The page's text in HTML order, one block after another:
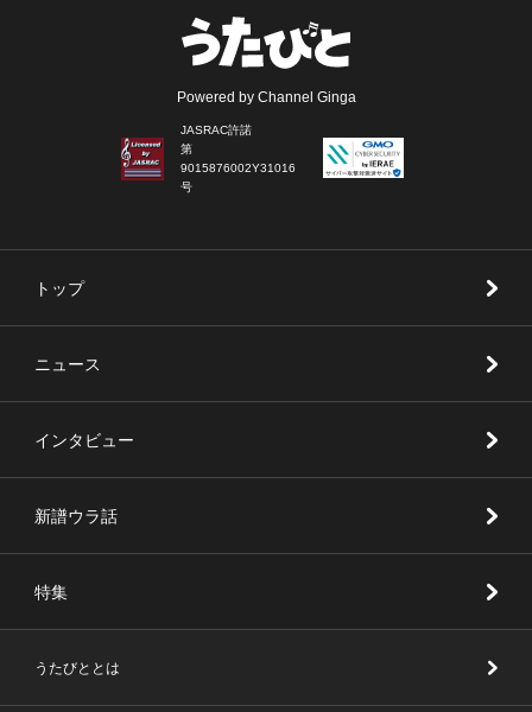
Powered by Channel Ginga
JASRAC許諾
第
9015876002Y31016
号
トップ
ニュース
インタビュー
新譜ウラ話
特集
うたびととは